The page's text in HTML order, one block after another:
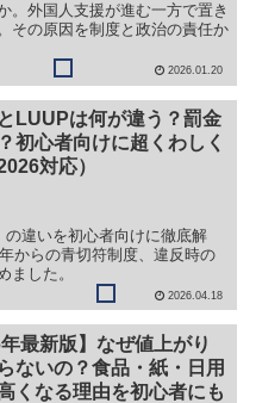
。外国人支援が進む一方で置き
その原因を制度と政治の責任か
2026.01.20
LUUPは何が違う？罰金
初心者向けに超くわしく
対応）
違いを初心者向けに徹底解
からの青切符制度、違反時の
ました。
2026.04.18
年最新版】なぜ値上がり
ないの？食品・紙・日用
くなる理由を初心者にも